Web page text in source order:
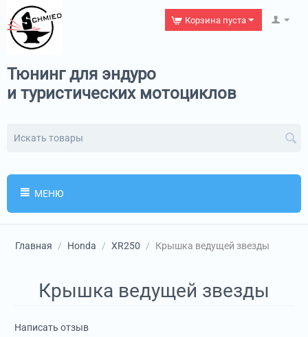
Корзина пуста
Тюнинг для эндуро
и туристических мотоциклов
МЕНЮ
Главная / Honda / XR250 / Крышка ведущей звезды
Крышка ведущей звезды
Написать отзыв